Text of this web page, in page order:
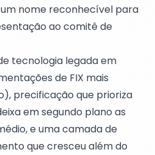
nome reconhecível para
ao comitê de
tecnologia legada em
de FIX mais
precificação que prioriza
em segundo plano as
e uma camada de
que cresceu além do